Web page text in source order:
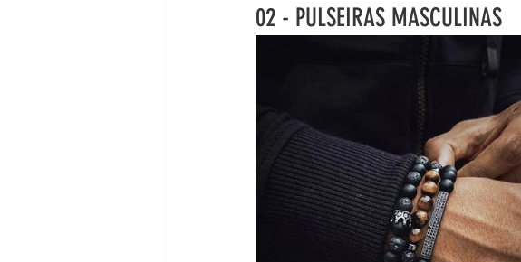
02 - PULSEIRAS MASCULINAS